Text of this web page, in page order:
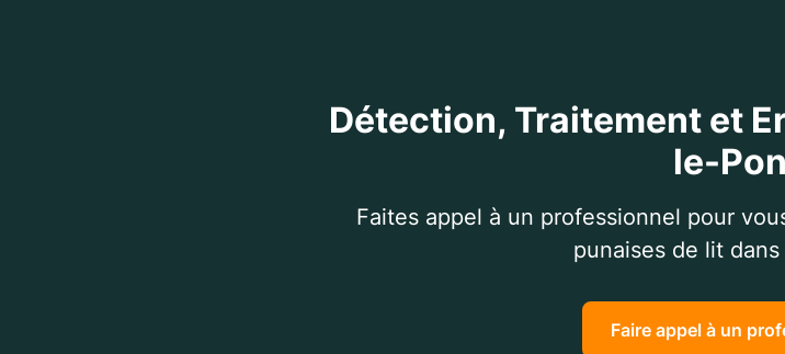
Détection, Traitement et
le-
Faites appel à un professionnel pour
punaises de lit
Faire appel à un